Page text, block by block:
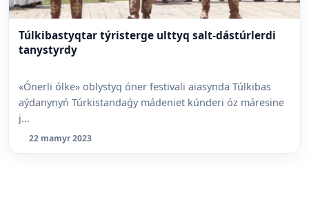
Túlkibastyqtar týristerge ulttyq salt-dástúrlerdi
tanystyrdy
«Ónerli ólke» oblystyq óner festivali aiasynda Túlkibas
aýdanynyń Túrkistandaǵy mádeniet kúnderi óz máresine
j...
22 mamyr 2023